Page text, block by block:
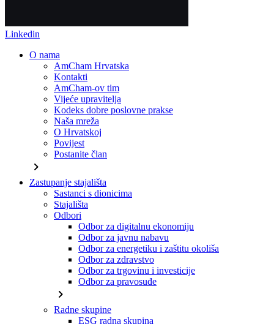
Linkedin
O nama
AmCham Hrvatska
Kontakti
AmCham-ov tim
Vijeće upravitelja
Kodeks dobre poslovne prakse
Naša mreža
O Hrvatskoj
Povijest
Postanite član
chevron_right
Zastupanje stajališta
Sastanci s dionicima
Stajališta
Odbori
Odbor za digitalnu ekonomiju
Odbor za javnu nabavu
Odbor za energetiku i zaštitu okoliša
Odbor za zdravstvo
Odbor za trgovinu i investicije
Odbor za pravosuđe
chevron_right
Radne skupine
ESG radna skupina